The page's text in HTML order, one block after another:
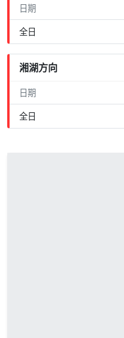
日期
全日
湘湖方向
日期
全日